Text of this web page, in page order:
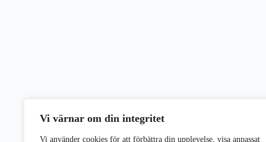
Vi värnar om din integritet
Vi använder cookies för att förbättra din upplevelse, visa anpassat